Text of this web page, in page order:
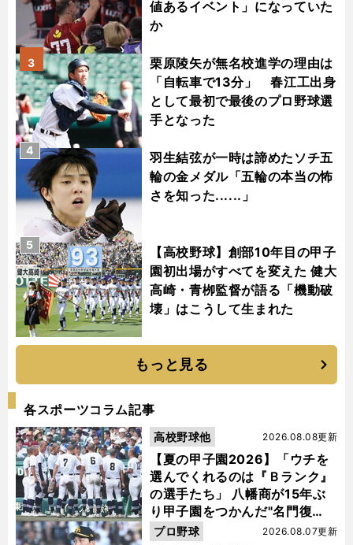
値あるイベント」になっていた
か
栗原陵矢が無名校進学の理由は
「自転車で13分」 春江工出身
として最初で最後のプロ野球選
手となった
3
羽生結弦が一時は諦めたソチ五
輪の金メダル「五輪の本当の怖
さを知った......」
4
【高校野球】創部10年目の甲子
園初出場がすべてを変えた 健大
高崎・青栁監督が語る「機動破
壊」はこうして生まれた
5
もっと見る
各スポーツコラム記事
【夏の甲子園2026】「ウチを
選んでくれるのは『Ｂランク』
の選手たち」 八幡商が15年ぶ
り甲子園をつかんだ"名門復
活"の舞台裏
2026.08.08更新
高校野球他
2026.08.07更新
プロ野球